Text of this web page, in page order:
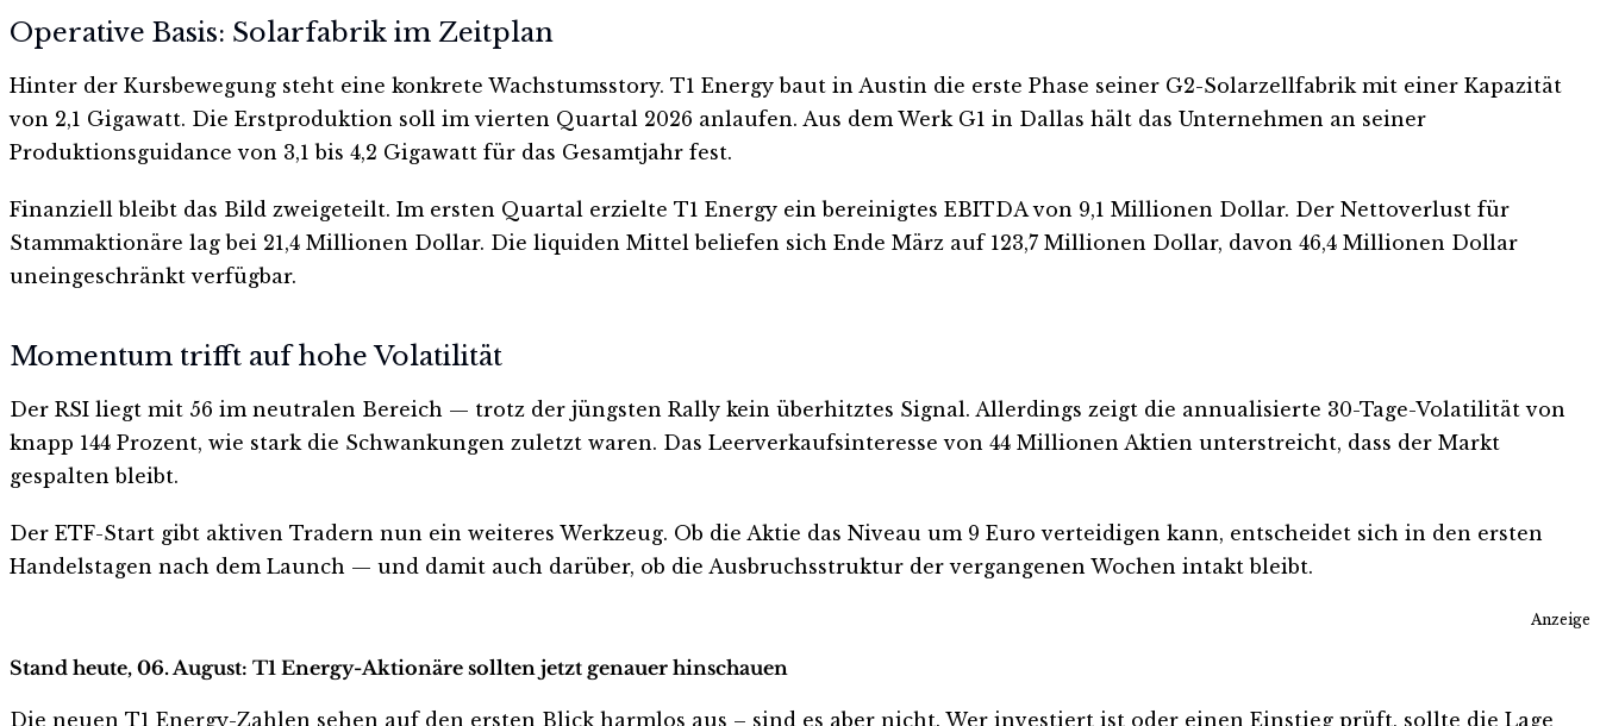
Operative Basis: Solarfabrik im Zeitplan
Hinter der Kursbewegung steht eine konkrete Wachstumsstory. T1 Energy baut in Austin die erste Phase seiner G2-Solarzellfabrik mit einer Kapazität
von 2,1 Gigawatt. Die Erstproduktion soll im vierten Quartal 2026 anlaufen. Aus dem Werk G1 in Dallas hält das Unternehmen an seiner
Produktionsguidance von 3,1 bis 4,2 Gigawatt für das Gesamtjahr fest.
Finanziell bleibt das Bild zweigeteilt. Im ersten Quartal erzielte T1 Energy ein bereinigtes EBITDA von 9,1 Millionen Dollar. Der Nettoverlust für
Stammaktionäre lag bei 21,4 Millionen Dollar. Die liquiden Mittel beliefen sich Ende März auf 123,7 Millionen Dollar, davon 46,4 Millionen Dollar
uneingeschränkt verfügbar.
Momentum trifft auf hohe Volatilität
Der RSI liegt mit 56 im neutralen Bereich — trotz der jüngsten Rally kein überhitztes Signal. Allerdings zeigt die annualisierte 30-Tage-Volatilität von
knapp 144 Prozent, wie stark die Schwankungen zuletzt waren. Das Leerverkaufsinteresse von 44 Millionen Aktien unterstreicht, dass der Markt
gespalten bleibt.
Der ETF-Start gibt aktiven Tradern nun ein weiteres Werkzeug. Ob die Aktie das Niveau um 9 Euro verteidigen kann, entscheidet sich in den ersten
Handelstagen nach dem Launch — und damit auch darüber, ob die Ausbruchsstruktur der vergangenen Wochen intakt bleibt.
Anzeige
Stand heute, 06. August: T1 Energy-Aktionäre sollten jetzt genauer hinschauen
Die neuen T1 Energy-Zahlen sehen auf den ersten Blick harmlos aus – sind es aber nicht. Wer investiert ist oder einen Einstieg prüft, sollte die Lage